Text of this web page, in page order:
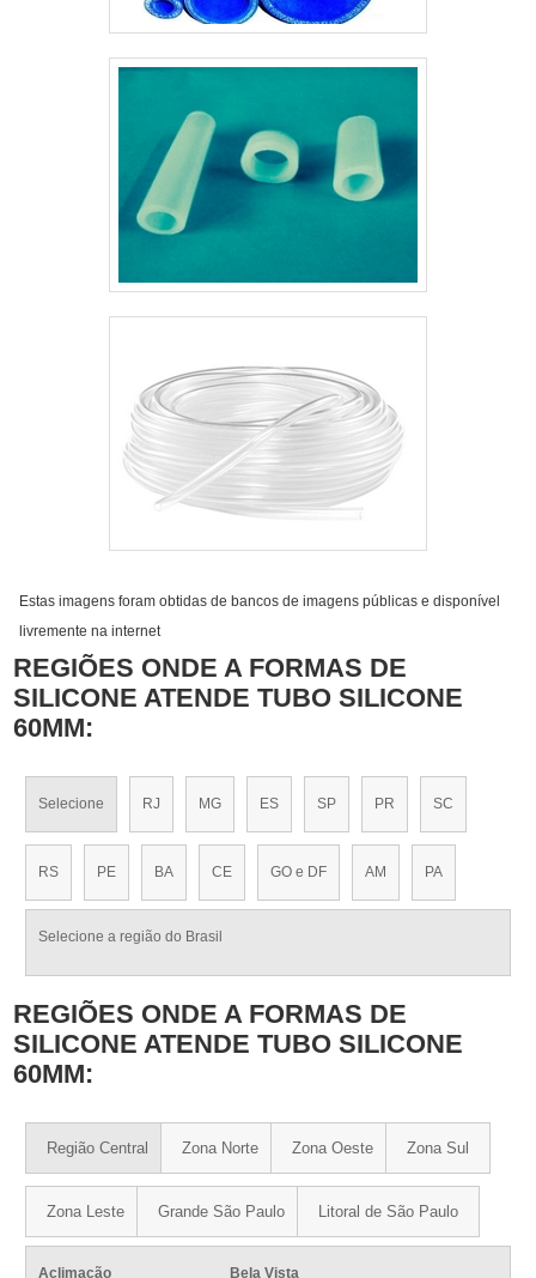
Estas imagens foram obtidas de bancos de imagens públicas e disponível
livremente na internet
REGIÕES ONDE A FORMAS DE
SILICONE ATENDE TUBO SILICONE
60MM:
Selecione RJ MG ES SP PR SC
RS PE BA CE GO e DF AM PA
Selecione a região do Brasil
REGIÕES ONDE A FORMAS DE
SILICONE ATENDE TUBO SILICONE
60MM:
Região Central Zona Norte Zona Oeste Zona Sul
Zona Leste Grande São Paulo Litoral de São Paulo
Aclimação
Bela Vista